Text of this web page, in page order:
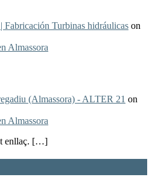
Turbinas hidráulicas on
Almassora
(Almassora) - ALTER 21 on
Almassora
enllaç. […]